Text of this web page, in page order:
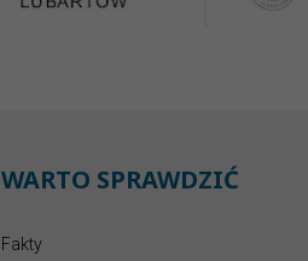
WARTO SPRAWDZIĆ
Fakty